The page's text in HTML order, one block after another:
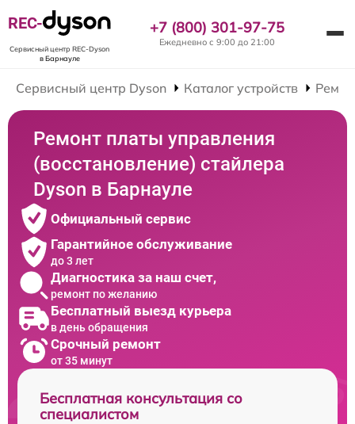
REC-
Сервисный центр REC-Dyson
в Барнауле
+7 (800) 301-97-75
Ежедневно с 9:00 до 21:00
Сервисный центр Dyson Каталог устройств
Ремонт платы управления
(восстановление) стайлера
Dyson в Барнауле
Официальный сервис
Гарантийное обслуживание
до 3 лет
Диагностика за наш счет,
ремонт по желанию
Бесплатный выезд курьера
в день обращения
Срочный ремонт
от 35 минут
Бесплатная консультация со
специалистом